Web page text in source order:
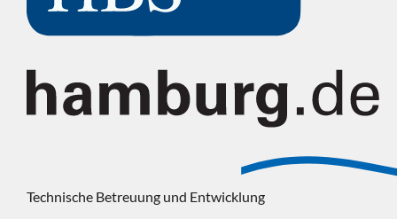
Technische Betreuung und Entwicklung